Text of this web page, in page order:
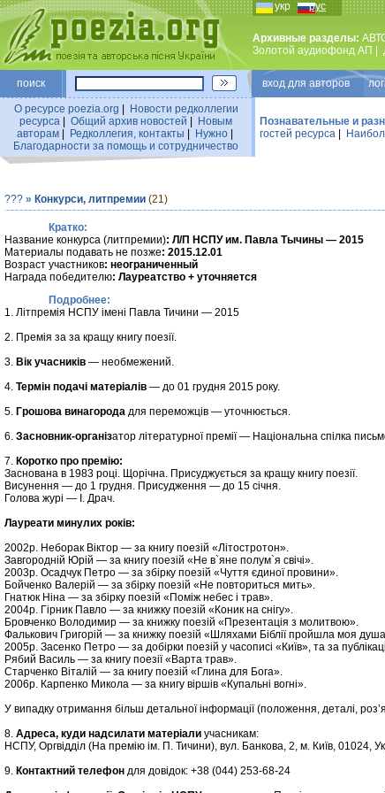
укр рус
Архивные разделы:
Золотой аудиофонд АП
поиск вход для авторов
О ресурсе poezia.org
Новости редколлегии
ресурса
Общий архив новостей
Новым
авторам| Редколлегия, контакты Нужно|
Благодарности за помощь и сотрудничество
Познавательные и
гостей ресурса
??? » Конкурси, литпремии (21)
Кратко:
Название конкурса (литпремии): Л/П НСПУ им. Павла Тычины — 2015
Материалы подавать не позже: 2015.12.01
Возраст участников: неограниченный
Награда победителю: Лауреатство + уточняется
Подробнее:
1. Літпремія НСПУ імені Павла Тичини — 2015
2. Премія за за кращу книгу поезії.
3. Вік учасників — необмежений.
4. Термін подачі матеріалів — до 01 грудня 2015 року.
5. Грошова винагорода для переможців — уточнюється.
6. Засновник-організатор літературної премії — Національна спілка
7. Коротко про премію:
Заснована в 1983 році. Щорічна. Присуджується за кращу книгу поезії.
Висунення — до 1 грудня. Присудження — до 15 січня.
Голова журі — І. Драч.
Лауреати минулих років:
2002р. Неборак Віктор — за книгу поезій «Літостротон».
Завгородній Юрій — за книгу поезій «Не в`яне полум`я свічі».
2003р. Осадчук Петро — за збірку поезій «Чуття єдиної провини».
Бойченко Валерій — за збірку поезій «Не повториться мить».
Гнатюк Ніна — за збірку поезій «Поміж небес і трав».
2004р. Гірник Павло — за книжку поезій «Коник на снігу».
Бровченко Володимир — за книжку поезій «Презентація з молитвою».
Фалькович Григорій — за книжку поезій «Шляхами Біблії пройшла моя
2005р. Засенко Петро — за добірки поезій у часописі «Київ», та за
Рябий Василь — за книгу поезії «Варта трав».
Старченко Віталій — за книгу поезій «Глина для Бога».
2006р. Карпенко Микола — за книгу віршів «Купальні вогні».
У випадку отримання більш детальної інформації (положення, деталі,
8. Адреса, куди надсилати матеріали учасникам:
НСПУ, Оргвідділ (На премію ім. П. Тичини), вул. Банкова, 2, м. Київ, 01024,
9. Контактний телефон для довідок: +38 (044) 253-68-24